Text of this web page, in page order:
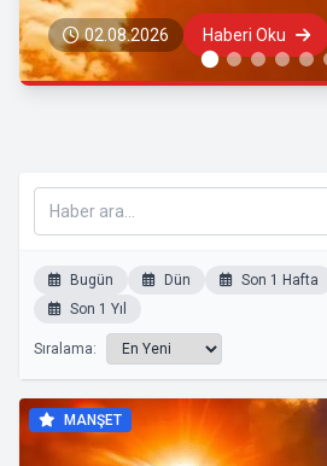
29.07.2026 Haberi Oku
Bugün Dün Son 1 Hafta
Son 1 Yıl
Sıralama:
MANŞET